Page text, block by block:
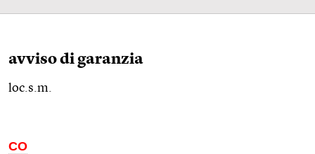
avviso di garanzia
loc.s.m.
CO